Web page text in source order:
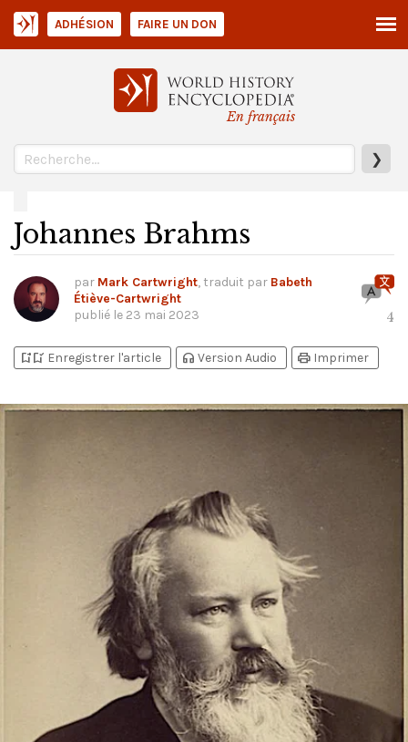
En français
❯
ADHÉSION FAIRE UN DON
Johannes Brahms
par Mark Cartwright, traduit par Babeth
Étiève-Cartwright
publié le 23 mai 2023 4
bookmark_addbookmark_added Enregistrer l'article headphones Version Audio print Imprimer